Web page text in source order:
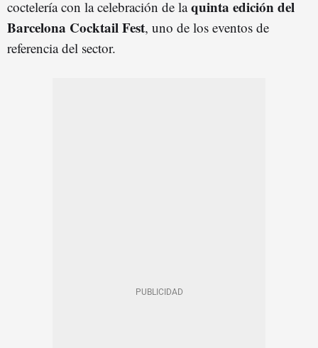
coctelería con la celebración de laquinta edición del
Barcelona Cocktail Fest, uno de los eventos de
referencia del sector.